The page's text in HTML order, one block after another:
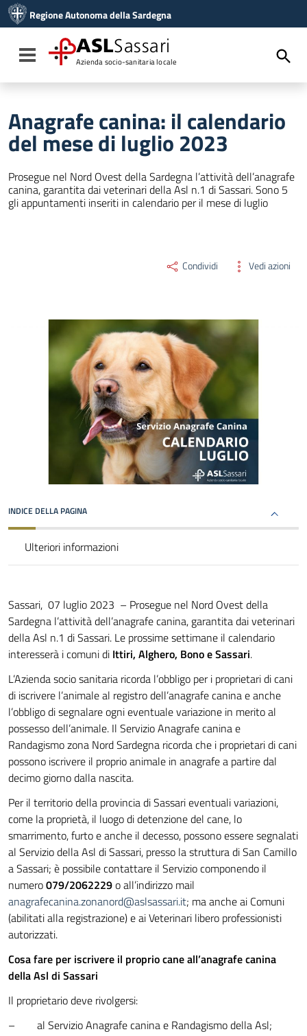
Vai al menu di navigazione
Vai al footer
Regione Autonoma della Sardegna
Toggle navigation
ASLSassari
Azienda socio-sanitaria locale
Anagrafe canina: il calendario
del mese di luglio 2023
Prosegue nel Nord Ovest della Sardegna l’attività dell’anagrafe
canina, garantita dai veterinari della Asl n.1 di Sassari. Sono 5
gli appuntamenti inseriti in calendario per il mese di luglio
Condividi Vedi azioni
INDICE DELLA PAGINA
Ulteriori informazioni
Sassari, 07 luglio 2023 – Prosegue nel Nord Ovest della
Sardegna l’attività dell’anagrafe canina, garantita dai veterinari
della Asl n.1 di Sassari. Le prossime settimane il calendario
interesserà i comuni di Ittiri, Alghero, Bono e Sassari.
L’Azienda socio sanitaria ricorda l’obbligo per i proprietari di cani
di iscrivere l’animale al registro dell’anagrafe canina e anche
l’obbligo di segnalare ogni eventuale variazione in merito al
possesso dell’animale. Il Servizio Anagrafe canina e
Randagismo zona Nord Sardegna ricorda che i proprietari di cani
possono iscrivere il proprio animale in anagrafe a partire dal
decimo giorno dalla nascita.
Per il territorio della provincia di Sassari eventuali variazioni,
come la proprietà, il luogo di detenzione del cane, lo
smarrimento, furto e anche il decesso, possono essere segnalati
al Servizio della Asl di Sassari, presso la struttura di San Camillo
a Sassari; è possibile contattare il Servizio componendo il
numero079/2062229o all’indirizzo mail
anagrafecanina.zonanord@aslsassari.it; ma anche ai Comuni
(abilitati alla registrazione) e ai Veterinari libero professionisti
autorizzati.
Cosa fare per iscrivere il proprio cane all’anagrafe canina
della Asl di Sassari
Il proprietario deve rivolgersi:
– al Servizio Anagrafe canina e Randagismo della Asl;